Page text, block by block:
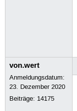
von.wert
Anmeldungsdatum:
23. Dezember 2020
Beiträge: 14175